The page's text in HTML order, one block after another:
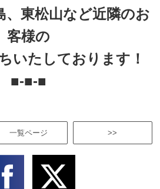
、東松山など近隣のお
客様の
いたしております！
■-■-■
>>
一覧ページ